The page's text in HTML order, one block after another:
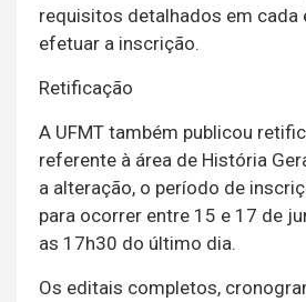
requisitos detalhados em cada
efetuar a inscrição.
Retificação
A UFMT também publicou
referente à área de História
a alteração, o período de
para ocorrer entre 15 e 17 de
as 17h30 do último dia.
Os editais completos,